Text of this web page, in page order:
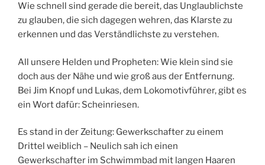
Wie schnell sind gerade die bereit, das Unglaublichste
zu glauben, die sich dagegen wehren, das Klarste zu
erkennen und das Verständlichste zu verstehen.
All unsere Helden und Propheten: Wie klein sind sie
doch aus der Nähe und wie groß aus der Entfernung.
Bei Jim Knopf und Lukas, dem Lokomotivführer, gibt es
ein Wort dafür: Scheinriesen.
Es stand in der Zeitung: Gewerkschafter zu einem
Drittel weiblich – Neulich sah ich einen
Gewerkschafter im Schwimmbad mit langen Haaren